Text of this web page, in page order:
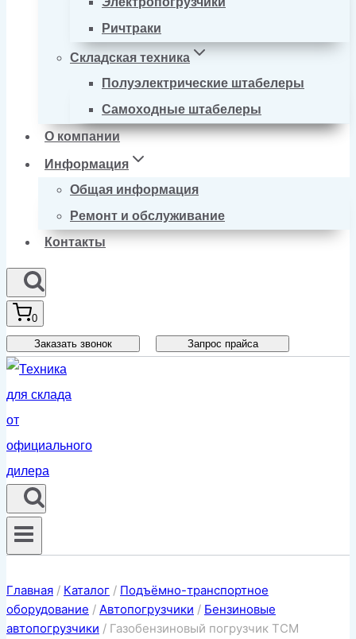
Ричтраки
Складская техника
Полуэлектрические штабелеры
Самоходные штабелеры
О компании
Информация
Общая информация
Ремонт и обслуживание
Контакты
0
Заказать звонок Запрос прайса
Главная / Каталог / Подъёмно-транспортное
оборудование / Автопогрузчики / Бензиновые
автопогрузчики / Газобензиновый погрузчик TCM